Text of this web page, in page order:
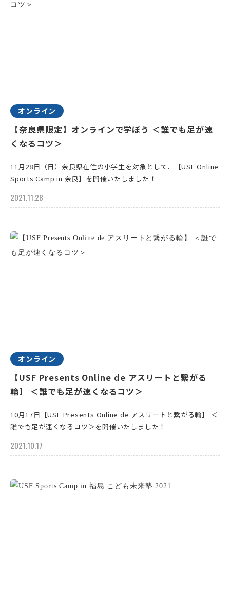
オンライン
【奈良県限定】オンラインで学ぼう ＜誰でも足が速
くなるコツ＞
11月28日（日）奈良県在住の小学生を対象として、【USF Online
Sports Camp in 奈良】を開催いたしました！
2021.11.28
オンライン
【USF Presents Online de アスリートと繋がる
輪】 ＜誰でも足が速くなるコツ＞
10月17日【USF Presents Online de アスリートと繋がる輪】 ＜
誰でも足が速くなるコツ＞を開催いたしました！
2021.10.17